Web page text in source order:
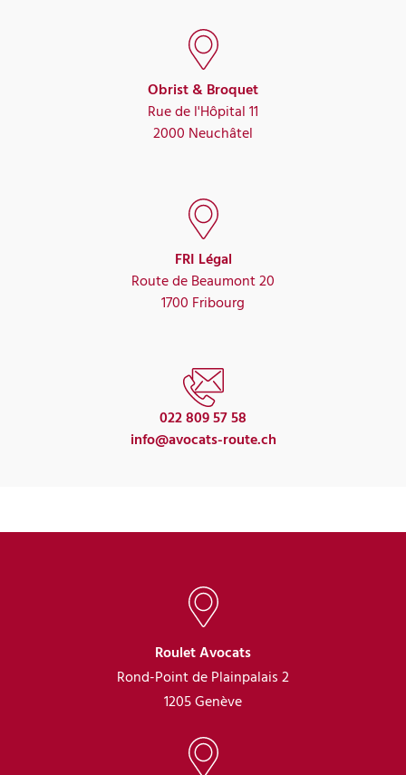
Obrist & Broquet
Rue de l'Hôpital 11
2000 Neuchâtel
FRI Légal
Route de Beaumont 20
1700 Fribourg
022 809 57 58
info@avocats-route.ch
Roulet Avocats
Rond-Point de Plainpalais 2
1205 Genève